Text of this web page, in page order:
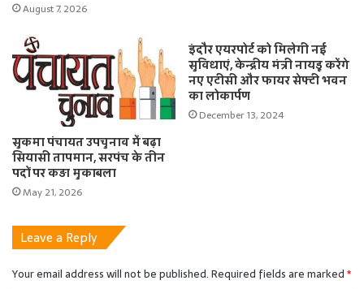
August 7, 2026
सुकमा पंचायत उपचुनाव में बढ़ा
सियासी तापमान, सरपंच के तीन
पदों पर कड़ा मुकाबला
May 21, 2026
इंदौर एयरपोर्ट को मिलेगी नई
सुविधाएं, केन्द्रीय मंत्री नायडू करेंगे
नए एटीसी और फायर सेफ्टी भवन
का लोकार्पण
December 13, 2024
Leave a Reply
Your email address will not be published.Required fields are marked*